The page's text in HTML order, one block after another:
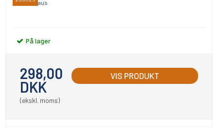
Peddinghaus
På lager
298,00
DKK
(ekskl. moms)
VIS PRODUKT